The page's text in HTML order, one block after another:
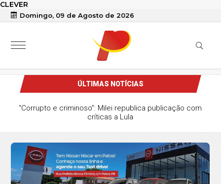
CLEVER
Domingo, 09 de Agosto de 2026
ÚLTIMAS NOTÍCIAS
“Corrupto e criminoso”: Milei republica publicação com
críticas a Lula